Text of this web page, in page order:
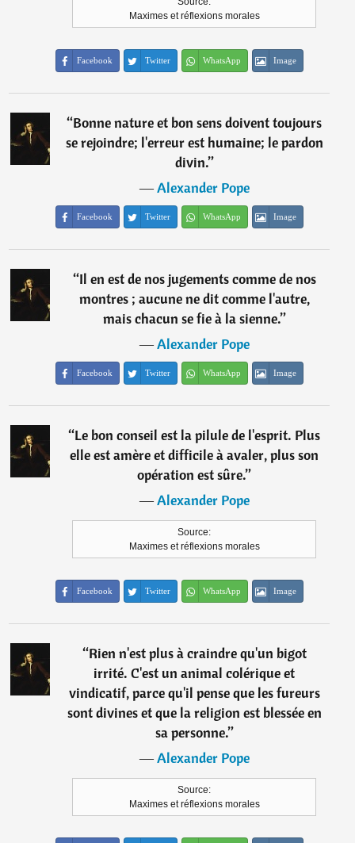
Maximes et réflexions morales
Facebook Twitter WhatsApp Image
“Bonne nature et bon sens doivent toujours
se rejoindre; l'erreur est humaine; le pardon
divin.”
―Alexander Pope
Facebook Twitter WhatsApp Image
“Il en est de nos jugements comme de nos
montres ; aucune ne dit comme l'autre,
mais chacun se fie à la sienne.”
―Alexander Pope
Facebook Twitter WhatsApp Image
“Le bon conseil est la pilule de l'esprit. Plus
elle est amère et difficile à avaler, plus son
opération est sûre.”
―Alexander Pope
Source:
Maximes et réflexions morales
Facebook Twitter WhatsApp Image
“Rien n'est plus à craindre qu'un bigot
irrité. C'est un animal colérique et
vindicatif, parce qu'il pense que les fureurs
sont divines et que la religion est blessée en
sa personne.”
―Alexander Pope
Source:
Maximes et réflexions morales